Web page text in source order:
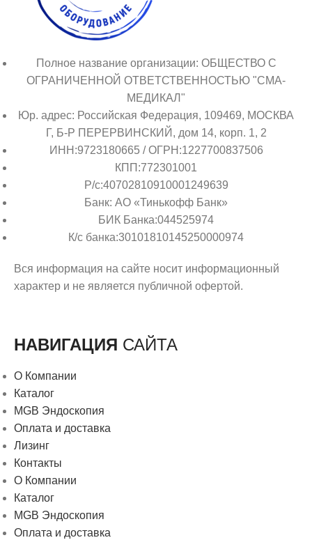
Полное название организации: ОБЩЕСТВО С
ОГРАНИЧЕННОЙ ОТВЕТСТВЕННОСТЬЮ "СМА-
МЕДИКАЛ"
Юр. адрес: Российская Федерация, 109469, МОСКВА
Г, Б-Р ПЕРЕРВИНСКИЙ, дом 14, корп. 1, 2
ИНН:9723180665 / ОГРН:1227700837506
КПП:772301001
Р/с:40702810910001249639
Банк: АО «Тинькофф Банк»
БИК Банка:044525974
К/с банка:30101810145250000974
Вся информация на сайте носит информационный
характер и не является публичной офертой.
НАВИГАЦИЯ САЙТА
О Компании
Каталог
MGB Эндоскопия
Оплата и доставка
Лизинг
Контакты
О Компании
Каталог
MGB Эндоскопия
Оплата и доставка